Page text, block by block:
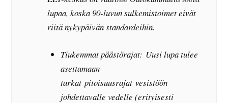
lupaa, koska 90-luvun sulkemistoimet eivät
riitä nykypäivän standardeihin.
Tiukemmat päästörajat: Uusi lupa tulee
asettamaan
tarkat pitoisuusrajat vesistöön
johdettavalle vedelle (erityisesti